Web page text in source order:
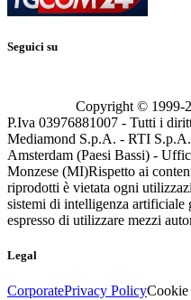
Seguici su
Copyright © 1999-
P.Iva 03976881007 - Tutti i
Mediamond S.p.A. - RTI
Amsterdam (Paesi Bassi) -
Monzese (MI)Rispetto ai
riprodotti è vietata ogni
sistemi di intelligenza artificiale
espresso di utilizzare mezzi
Legal
CorporatePrivacy Policy